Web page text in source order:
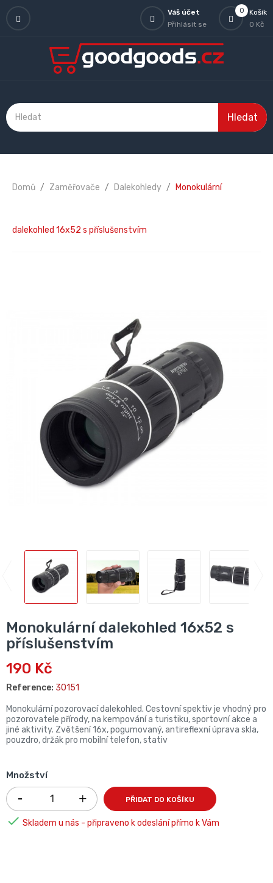
0
Košík
0 Kč
Váš účet
Přihlásit se
Hledat
Domů Zaměřovače Dalekohledy Monokulární
dalekohled 16x52 s příslušenstvím
Monokulární dalekohled 16x52 s
příslušenstvím
190 Kč
Reference: 30151
Monokulární pozorovací dalekohled. Cestovní spektiv je vhodný pro
pozorovatele přírody, na kempování a turistiku, sportovní akce a
jiné aktivity. Zvětšení 16x, pogumovaný, antireflexní úprava skla,
pouzdro, držák pro mobilní telefon, stativ
Množství
PŘIDAT DO KOŠÍKU
 Skladem u nás - připraveno k odeslání přímo k Vám